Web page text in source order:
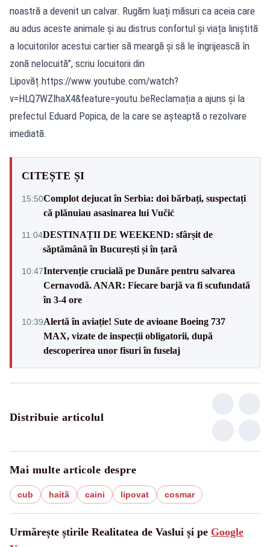
noastră a devenit un calvar. Rugăm luați măsuri ca aceia care
au adus aceste animale și au distrus confortul și viața liniștită
a locuitorilor acestui cartier să meargă și să le îngrijească în
zonă nelocuită”, scriu locuitorii din
Lipovăț.https://www.youtube.com/watch?
v=HLQ7WZlhaX4&feature=youtu.beReclamația a ajuns și la
prefectul Eduard Popica, de la care se așteaptă o rezolvare
imediată.
CITEȘTE ȘI
15:50Complot dejucat în Serbia: doi bărbați, suspectați
că plănuiau asasinarea lui Vučić
11:04DESTINAȚII DE WEEKEND: sfârșit de
săptămână în București și în țară
10:47Intervenție crucială pe Dunăre pentru salvarea
Cernavodă. ANAR: Fiecare barjă va fi scufundată
în 3-4 ore
10:39Alertă în aviație! Sute de avioane Boeing 737
MAX, vizate de inspecții obligatorii, după
descoperirea unor fisuri în fuselaj
Distribuie articolul
Mai multe articole despre
cub haită caini lipovat cosmar
Urmărește știrile Realitatea de Vaslui și pe Google